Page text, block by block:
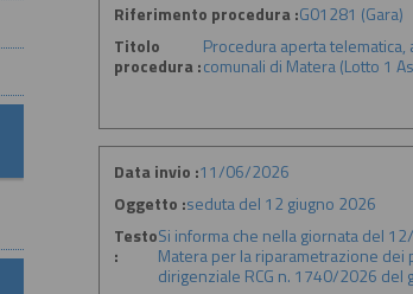
Riferimento procedura :G01281 (Gara)
Titolo
procedura :
Procedura aperta
comunali di Matera (Lotto 1
Data invio :11/06/2026
Oggetto :seduta del 12 giugno 2026
Testo
:
Si informa che nella giornata del
Matera per la riparametrazione
dirigenziale RCG n. 1740/2026